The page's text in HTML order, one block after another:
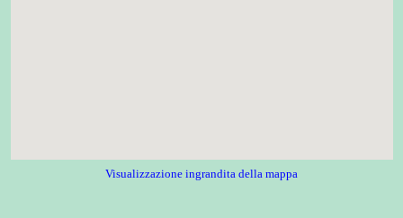
Visualizzazione ingrandita della mappa